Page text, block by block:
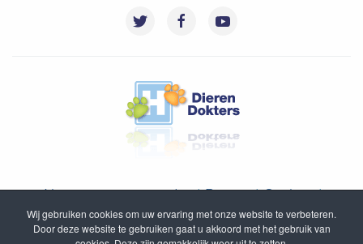
Algemene voorwaarden|Privacy|Cookies|
Disclaimer|Inloggen|Sitemap
Wij gebruiken cookies om uw ervaring met onze website te verbeteren.
Door deze website te gebruiken gaat u akkoord met het gebruik van